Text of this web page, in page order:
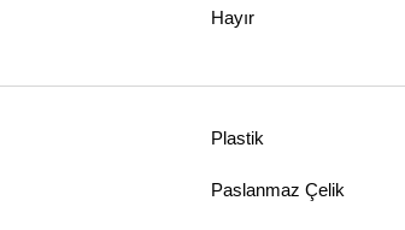
Hayır
Plastik
Paslanmaz Çelik